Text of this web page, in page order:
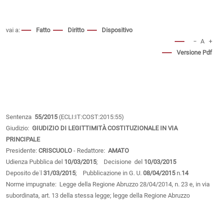
vai a: Fatto Diritto
Dispositivo
− A +
Versione Pdf
Sentenza 55/2015(ECLI:IT:COST:2015:55)
Giudizio: GIUDIZIO DI LEGITTIMITÀ COSTITUZIONALE IN VIA
PRINCIPALE
Presidente: CRISCUOLO - Redattore: AMATO
Udienza Pubblica del 10/03/2015; Decisione del 10/03/2015
Deposito de˙l 31/03/2015; Pubblicazione in G. U. 08/04/2015n.14
Norme impugnate: Legge della Regione Abruzzo 28/04/2014, n. 23 e, in via
subordinata, art. 13 della stessa legge; legge della Regione Abruzzo